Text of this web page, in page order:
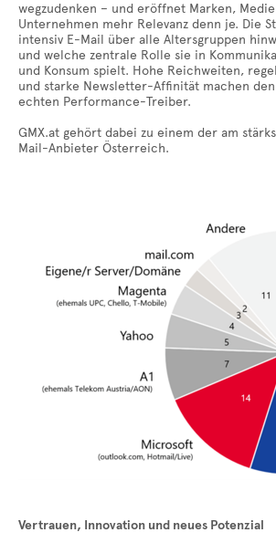
wegzudenken – und eröffnet Marken,
Unternehmen mehr Relevanz denn je. Die
intensiv E-Mail über alle Altersgruppen
und welche zentrale Rolle sie in
und Konsum spielt. Hohe Reichweiten,
und starke Newsletter-Affinität machen den
echten Performance-Treiber.
GMX.at gehört dabei zu einem der am
Mail-Anbieter Österreich.
Vertrauen, Innovation und neues Potenzial